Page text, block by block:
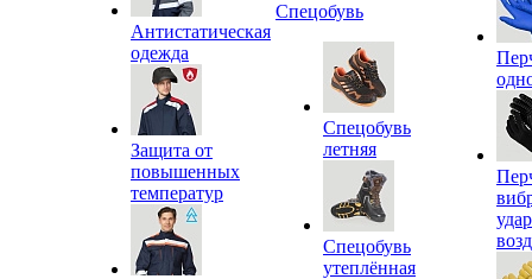
Антистатическая
одежда
Защита от
повышенных
температур
Спецобувь
Спецобувь
летняя
Спецобувь
утеплённая